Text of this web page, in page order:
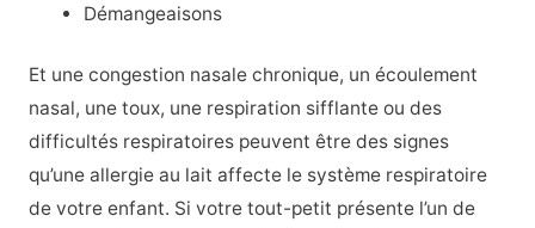
Démangeaisons
Et une congestion nasale chronique, un écoulement
nasal, une toux, une respiration sifflante ou des
difficultés respiratoires peuvent être des signes
qu’une allergie au lait affecte le système respiratoire
de votre enfant. Si votre tout-petit présente l’un de